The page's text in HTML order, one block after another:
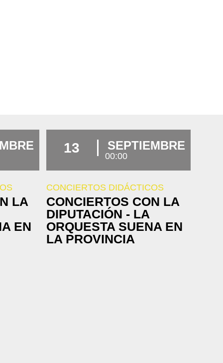
LA
EN
13 SEPTIEMBRE
00:00
CONCIERTOS DIDÁCTICOS
CONCIERTOS CON LA
DIPUTACIÓN - LA
ORQUESTA SUENA EN
LA PROVINCIA